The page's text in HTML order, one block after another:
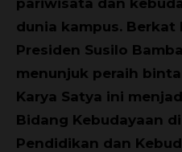
dunia kampus. Berkat
Presiden Susilo
menunjuk peraih
Karya Satya ini
Bidang Kebudayaan
Pendidikan dan